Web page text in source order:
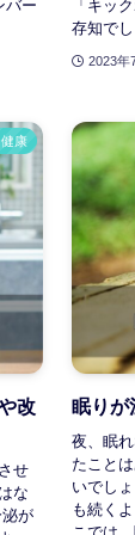
バー
「キッ
存知でし
2023年
健康
改
せ
な
が
眠りが
夜、眠
たこと
いでし
も続く